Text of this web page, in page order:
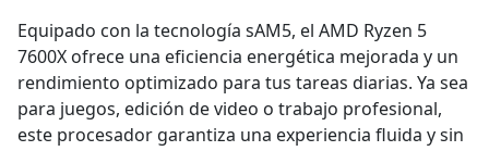
Equipado con la tecnología sAM5, el AMD Ryzen 5
7600X ofrece una eficiencia energética mejorada y un
rendimiento optimizado para tus tareas diarias. Ya sea
para juegos, edición de video o trabajo profesional,
este procesador garantiza una experiencia fluida y sin